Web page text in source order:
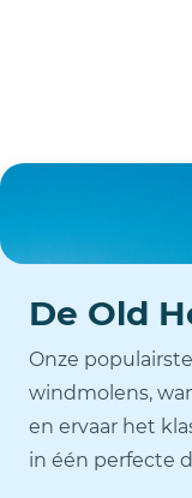
De Old
Onze
windmolens,
en ervaar het
in één perfecte